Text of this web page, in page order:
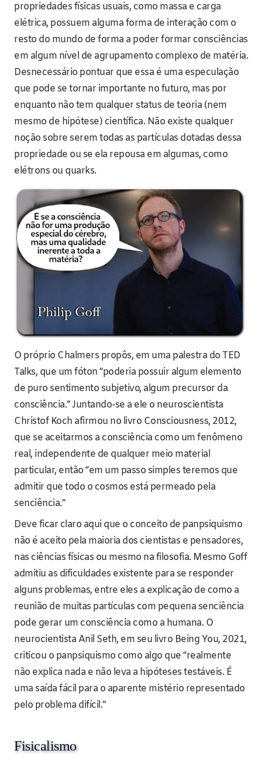
propriedades físicas usuais, como massa e carga
elétrica, possuem alguma forma de interação com o
resto do mundo de forma a poder formar consciências
em algum nível de agrupamento complexo de matéria.
Desnecessário pontuar que essa é uma especulação
que pode se tornar importante no futuro, mas por
enquanto não tem qualquer status de teoria (nem
mesmo de hipótese) científica. Não existe qualquer
noção sobre serem todas as partículas dotadas dessa
propriedade ou se ela repousa em algumas, como
elétrons ou quarks.
O próprio Chalmers propôs, em uma palestra do TED
Talks, que um fóton “poderia possuir algum elemento
de puro sentimento subjetivo, algum precursor da
consciência.” Juntando-se a ele o neuroscientista
Christof Koch afirmou no livro Consciousness, 2012,
que se aceitarmos a consciência como um fenômeno
real, independente de qualquer meio material
particular, então “em um passo simples teremos que
admitir que todo o cosmos está permeado pela
senciência.”
Deve ficar claro aqui que o conceito de panpsiquismo
não é aceito pela maioria dos cientistas e pensadores,
nas ciências físicas ou mesmo na filosofia. Mesmo Goff
admitiu as dificuldades existente para se responder
alguns problemas, entre eles a explicação de como a
reunião de muitas partículas com pequena senciência
pode gerar um consciência como a humana. O
neurocientista Anil Seth, em seu livro Being You, 2021,
criticou o panpsiquismo como algo que “realmente
não explica nada e não leva a hipóteses testáveis. É
uma saída fácil para o aparente mistério representado
pelo problema difícil.”
Fisicalismo